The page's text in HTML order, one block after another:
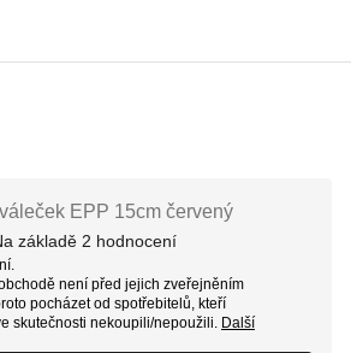
EPP 15cm červený
základě 2 hodnocení
není před jejich zveřejněním
pocházet od spotřebitelů, kteří
skutečnosti nekoupili/nepoužili. Další